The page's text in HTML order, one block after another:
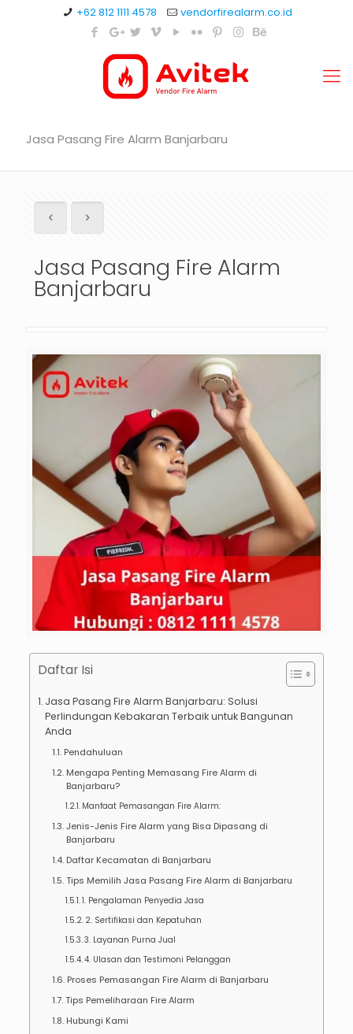
+62 812 1111 4578 vendorfirealarm.co.id
Jasa Pasang Fire Alarm Banjarbaru
Jasa Pasang Fire Alarm
Banjarbaru
Daftar Isi
Jasa Pasang Fire Alarm Banjarbaru: Solusi
Perlindungan Kebakaran Terbaik untuk Bangunan
Anda
Pendahuluan
Mengapa Penting Memasang Fire Alarm di
Banjarbaru?
Manfaat Pemasangan Fire Alarm:
Jenis-Jenis Fire Alarm yang Bisa Dipasang di
Banjarbaru
Daftar Kecamatan di Banjarbaru
Tips Memilih Jasa Pasang Fire Alarm di Banjarbaru
1. Pengalaman Penyedia Jasa
2. Sertifikasi dan Kepatuhan
3. Layanan Purna Jual
4. Ulasan dan Testimoni Pelanggan
Proses Pemasangan Fire Alarm di Banjarbaru
Tips Pemeliharaan Fire Alarm
Hubungi Kami